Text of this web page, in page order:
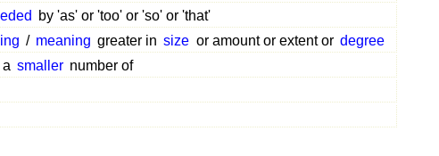
by 'as' or 'too' or 'so' or 'that'
/ meaning greater in size or amount or extent or degree
a smaller number of